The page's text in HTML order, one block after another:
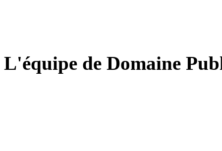
L'équipe de Domaine